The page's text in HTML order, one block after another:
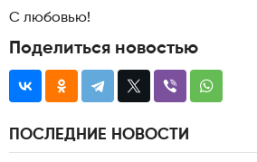
С любовью!
Поделиться новостью
ПОСЛЕДНИЕ НОВОСТИ